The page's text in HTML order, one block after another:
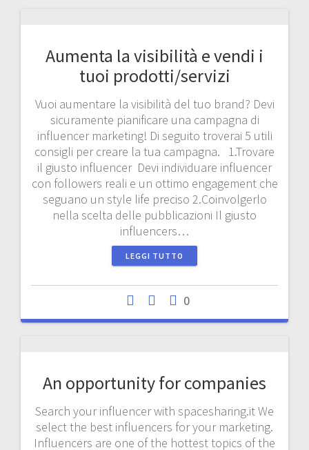
Aumenta la visibilità e vendi i
tuoi prodotti/servizi
Vuoi aumentare la visibilità del tuo brand? Devi
sicuramente pianificare una campagna di
influencer marketing! Di seguito troverai 5 utili
consigli per creare la tua campagna. 1.Trovare
il giusto influencer Devi individuare influencer
con followers reali e un ottimo engagement che
seguano un style life preciso 2.Coinvolgerlo
nella scelta delle pubblicazioni Il giusto
influencers…
LEGGI TUTTO
0
An opportunity for companies
Search your influencer with spacesharing.it We
select the best influencers for your marketing.
Influencers are one of the hottest topics of the